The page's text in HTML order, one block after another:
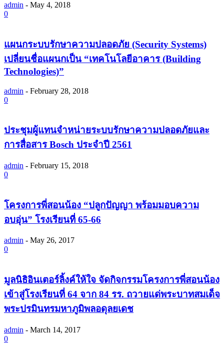
admin - May 4, 2018
0
แผนกระบบรักษาความปลอดภัย (Security Systems)
เปลี่ยนชื่อแผนกเป็น “เทคโนโลยีอาคาร (Building
Technologies)”
admin - February 28, 2018
0
ประชุมผู้แทนจำหน่ายระบบรักษาความปลอดภัยและ
การสื่อสาร Bosch ประจำปี 2561
admin - February 15, 2018
0
โครงการพี่สอนน้อง “ปลูกปัญญา พร้อมมอบความ
อบอุ่น” โรงเรียนที่ 65-66
admin - May 26, 2017
0
มูลนิธิอินเตอร์ลิ้งค์ให้ใจ จัดกิจกรรมโครงการพี่สอนน้อง
เข้าสู่โรงเรียนที่ 64 จาก 84 รร. ถวายแด่พระบาทสมเด็จ
พระปรมินทรมหาภูมิพลอดุลยเดช
admin - March 14, 2017
0